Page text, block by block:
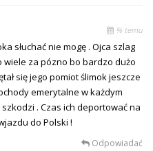
% temu
słuchać nie mogę . Ojca szlag
wiele za pózno bo bardzo dużo
się jego pomiot ślimok jeszcze
emerytalne w każdym
. Czas ich deportować na
do Polski !
Odpowiadać